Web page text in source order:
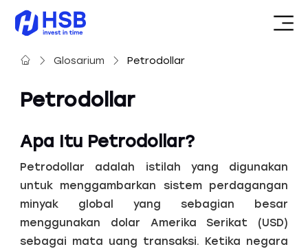
Glosarium Petrodollar
Petrodollar
Apa Itu Petrodollar?
Petrodollar adalah istilah yang digunakan
untuk menggambarkan sistem perdagangan
minyak global yang sebagian besar
menggunakan dolar Amerika Serikat (USD)
sebagai mata uang transaksi. Ketika negara